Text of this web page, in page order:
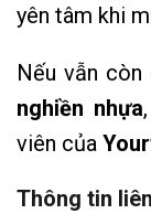
yên tâm khi
Nếu vẫn
nghiền nhựa
viên của
Thông tin